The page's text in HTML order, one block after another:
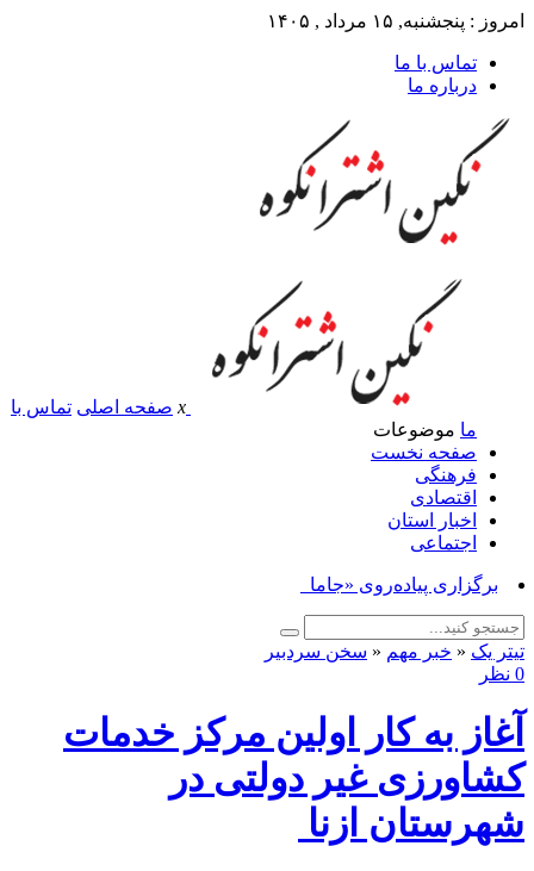
امروز : پنجشنبه, ۱۵ مرداد , ۱۴۰۵
تماس با ما
درباره ما
x صفحه اصلی تماس با
ما موضوعات
صفحه نخست
فرهنگی
اقتصادی
اخبار استان
اجتماعی
برگزاری پیاده‌روی «جاماندگان _
تیتر یک « خبر مهم « سخن سردبیر
0 نظر
آغاز به کار اولین مرکز خدمات
کشاورزی غیر دولتی در
شهرستان ازنا